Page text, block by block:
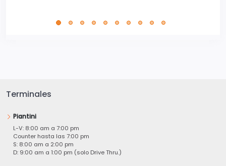
Terminales
Piantini
L-V: 8:00 am a 7:00 pm
Counter hasta las 7:00 pm
S: 8:00 am a 2:00 pm
D: 9:00 am a 1:00 pm (solo Drive Thru.)